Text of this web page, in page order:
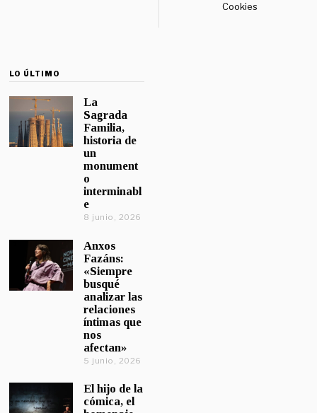
Cookies
LO ÚLTIMO
La
Sagrada
Familia,
historia de
un
monument
o
interminabl
e
8 junio, 2026
Anxos
Fazáns:
«Siempre
busqué
analizar las
relaciones
íntimas que
nos
afectan»
5 junio, 2026
El hijo de la
cómica, el